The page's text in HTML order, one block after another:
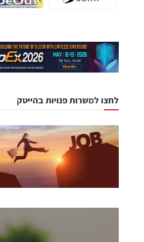
לחצו למשרות פנויות בהייטק